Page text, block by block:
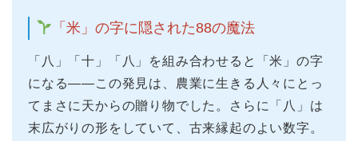
「米」の字に隠された88の魔法
「八」「十」「八」を組み合わせると「米」の字
になる——この発見は、農業に生きる人々にとっ
てまさに天からの贈り物でした。さらに「八」は
末広がりの形をしていて、古来縁起のよい数字。